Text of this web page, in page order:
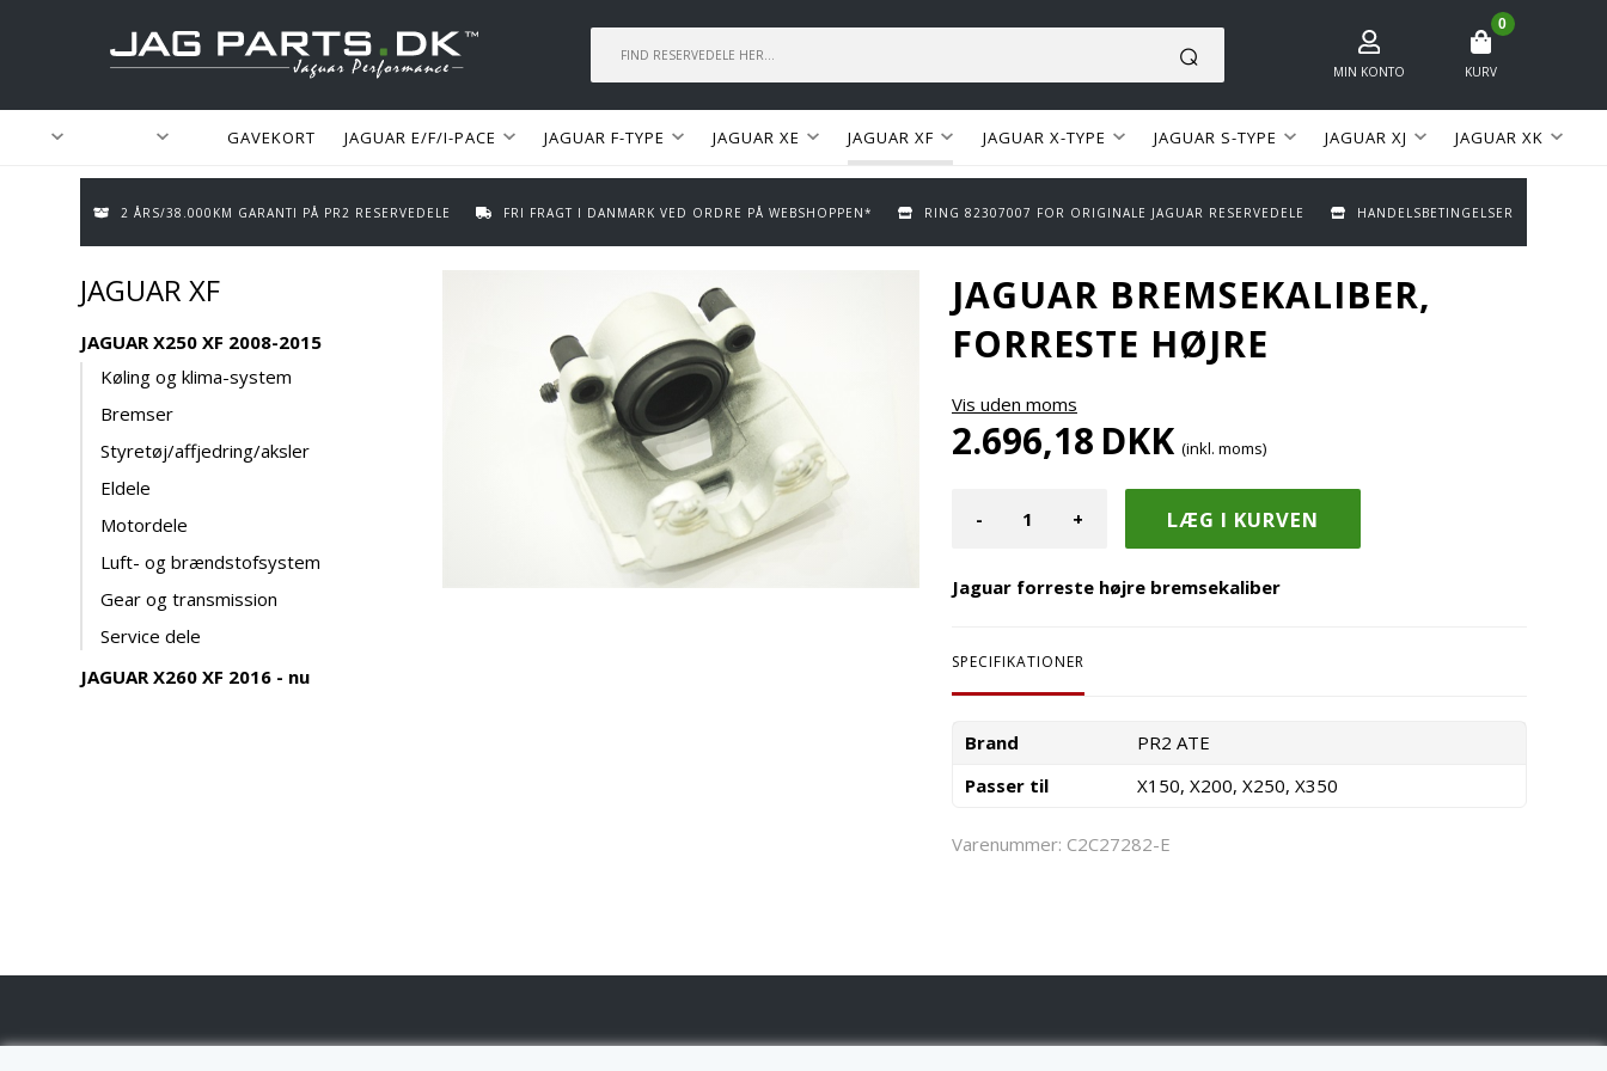
MIN KONTO
0
KURV
GAVEKORT JAGUAR E/F/I-PACE JAGUAR F-TYPE JAGUAR XE JAGUAR XF JAGUAR X-TYPE JAGUAR S-TYPE JAGUAR XJ JAGUAR XK
2 ÅRS/38.000KM GARANTI PÅ PR2 RESERVEDELE FRI FRAGT I DANMARK VED ORDRE PÅ WEBSHOPPEN* RING 82307007 FOR ORIGINALE JAGUAR RESERVEDELE HANDELSBETINGELSER
JAGUAR XF
JAGUAR X250 XF 2008-2015
Køling og klima-system
Bremser
Styretøj/affjedring/aksler
Eldele
Motordele
Luft- og brændstofsystem
Gear og transmission
Service dele
JAGUAR X260 XF 2016 - nu
JAGUAR BREMSEKALIBER,
FORRESTE HØJRE
Vis uden moms
2.696,18 DKK (inkl. moms)
- +
Jaguar forreste højre bremsekaliber
SPECIFIKATIONER
Brand
PR2 ATE
Passer til
X150, X200, X250, X350
Varenummer: C2C27282-E